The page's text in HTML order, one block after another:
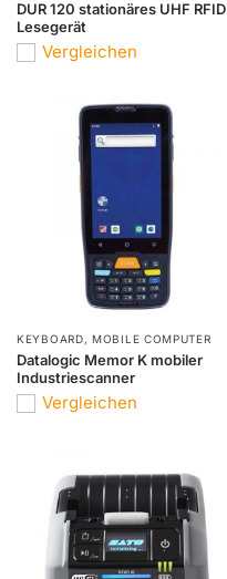
DUR 120 stationäres UHF RFID
Lesegerät
Vergleichen
KEYBOARD,MOBILE COMPUTER
Datalogic Memor K mobiler
Industriescanner
Vergleichen